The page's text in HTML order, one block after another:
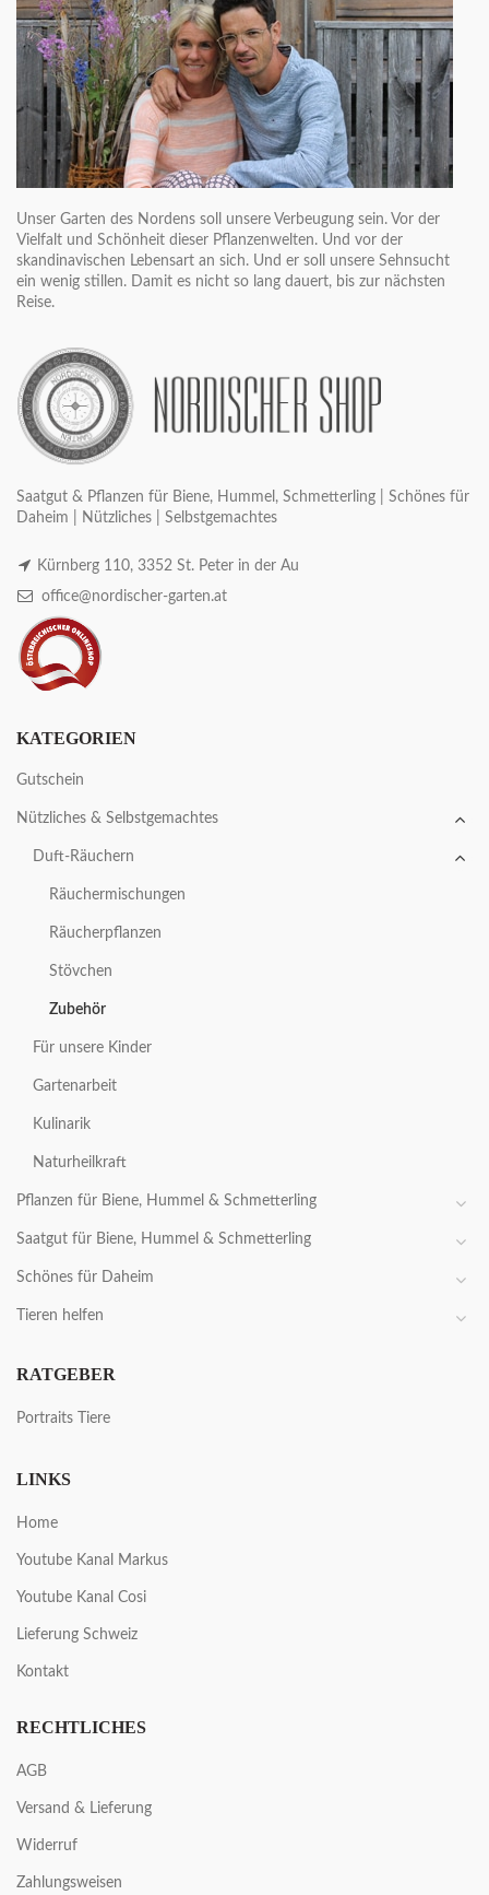
Unser Garten des Nordens soll unsere Verbeugung sein. Vor der
Vielfalt und Schönheit dieser Pflanzenwelten. Und vor der
skandinavischen Lebensart an sich. Und er soll unsere Sehnsucht
ein wenig stillen. Damit es nicht so lang dauert, bis zur nächsten
Reise.
Saatgut & Pflanzen für Biene, Hummel, Schmetterling | Schönes für
Daheim | Nützliches | Selbstgemachtes
Kürnberg 110, 3352 St. Peter in der Au
office@nordischer-garten.at
KATEGORIEN
Gutschein
Nützliches & Selbstgemachtes
Duft-Räuchern
Räuchermischungen
Räucherpflanzen
Stövchen
Zubehör
Für unsere Kinder
Gartenarbeit
Kulinarik
Naturheilkraft
Pflanzen für Biene, Hummel & Schmetterling
Saatgut für Biene, Hummel & Schmetterling
Schönes für Daheim
Tieren helfen
RATGEBER
Portraits Tiere
LINKS
Home
Youtube Kanal Markus
Youtube Kanal Cosi
Lieferung Schweiz
Kontakt
RECHTLICHES
AGB
Versand & Lieferung
Widerruf
Zahlungsweisen